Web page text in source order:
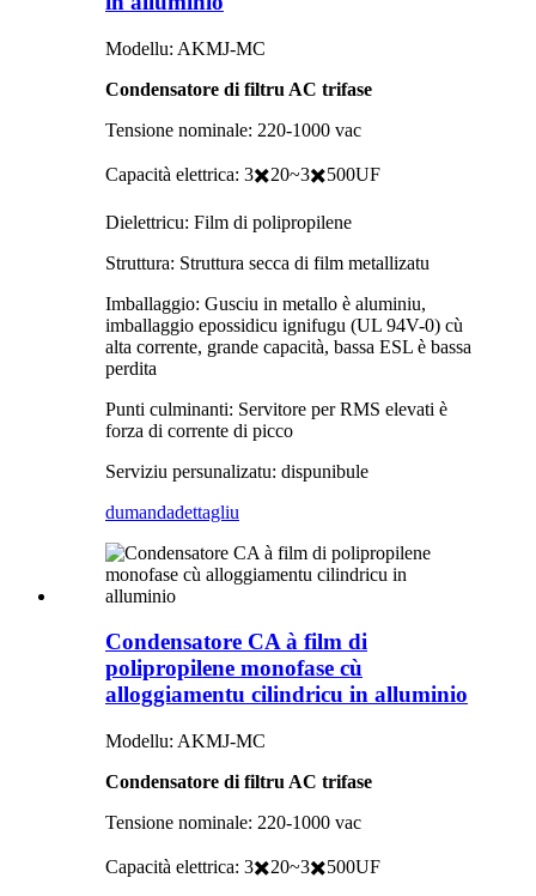
Modellu: AKMJ-MC
Condensatore di filtru AC trifase
Tensione nominale: 220-1000 vac
Capacità elettrica: 3✖️20~3✖️500UF
Dielettricu: Film di polipropilene
Struttura: Struttura secca di film metallizatu
Imballaggio: Gusciu in metallo è aluminiu,
imballaggio epossidicu ignifugu (UL 94V-0) cù
alta corrente, grande capacità, bassa ESL è bassa
perdita
Punti culminanti: Servitore per RMS elevati è
forza di corrente di picco
Serviziu persunalizatu: dispunibule
dumandadettagliu
Condensatore CA à film di
polipropilene monofase cù
alloggiamentu cilindricu in alluminio
Modellu: AKMJ-MC
Condensatore di filtru AC trifase
Tensione nominale: 220-1000 vac
Capacità elettrica: 3✖️20~3✖️500UF